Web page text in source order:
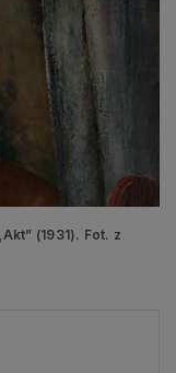
(1931). Fot. z